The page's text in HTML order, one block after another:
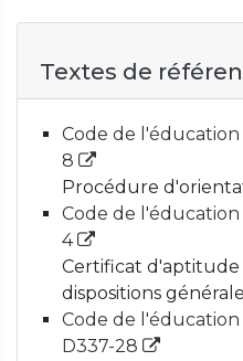
Textes de
Code de l'éducation
8
Procédure
Code de l'éducation
4
Certificat d'aptitude
dispositions
Code de l'éducation
D337-28